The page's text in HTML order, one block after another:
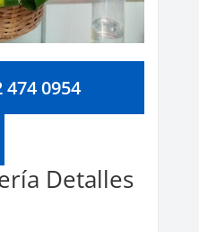
0954
Detalles